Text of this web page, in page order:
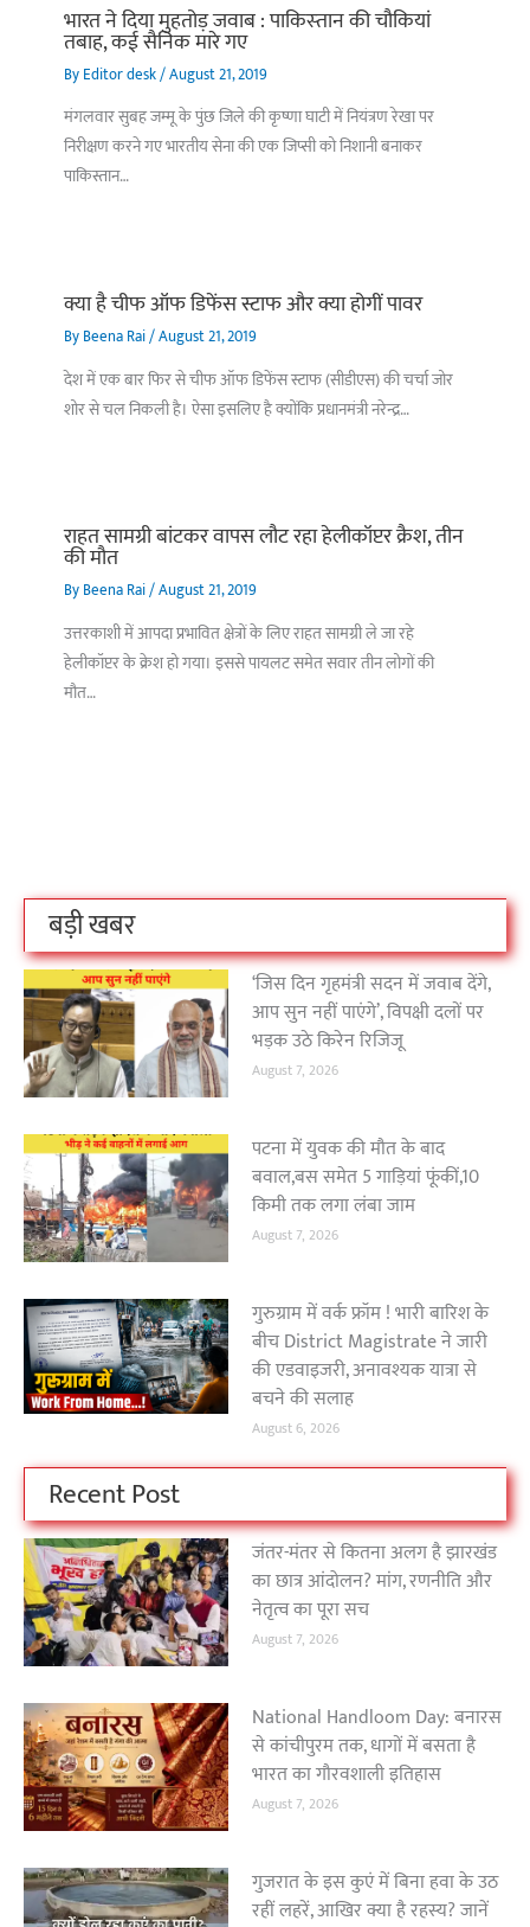
भारत ने दिया मुहतोड़ जवाब : पाकिस्‍तान की चौकियां
तबाह, कई सैनिक मारे गए
ByEditor desk/August 21, 2019
मंगलवार सुबह जम्मू के पुंछ जिले की कृष्णा घाटी में नियंत्रण रेखा पर
निरीक्षण करने गए भारतीय सेना की एक जिप्सी को निशानी बनाकर
पाकिस्तान…
क्या है चीफ ऑफ डिफेंस स्टाफ और क्या होगीं पावर
ByBeena Rai/August 21, 2019
देश में एक बार फिर से चीफ ऑफ डिफेंस स्टाफ (सीडीएस) की चर्चा जोर
शोर से चल निकली है। ऐसा इसलिए है क्योंकि प्रधानमंत्री नरेन्द्र…
राहत सामग्री बांटकर वापस लौट रहा हेलीकॉप्टर क्रैश, तीन
की मौत
ByBeena Rai/August 21, 2019
उत्तरकाशी में आपदा प्रभावित क्षेत्रों के लिए राहत सामग्री ले जा रहे
हेलीकॉप्टर के क्रेश हो गया। इससे पायलट समेत सवार तीन लोगों की
मौत…
बड़ी खबर
‘जिस दिन गृहमंत्री सदन में जवाब देंगे,
आप सुन नहीं पाएंगे’, विपक्षी दलों पर
भड़क उठे किरेन रिजिजू
August 7, 2026
पटना में युवक की मौत के बाद
बवाल,बस समेत 5 गाड़ियां फूंकीं,10
किमी तक लगा लंबा जाम
August 7, 2026
गुरुग्राम में वर्क फ्रॉम ! भारी बारिश के
बीच District Magistrate ने जारी
की एडवाइजरी, अनावश्यक यात्रा से
बचने की सलाह
August 6, 2026
Recent Post
जंतर-मंतर से कितना अलग है झारखंड
का छात्र आंदोलन? मांग, रणनीति और
नेतृत्व का पूरा सच
August 7, 2026
National Handloom Day: बनारस
से कांचीपुरम तक, धागों में बसता है
भारत का गौरवशाली इतिहास
August 7, 2026
गुजरात के इस कुएं में बिना हवा के उठ
रहीं लहरें, आखिर क्या है रहस्य? जानें